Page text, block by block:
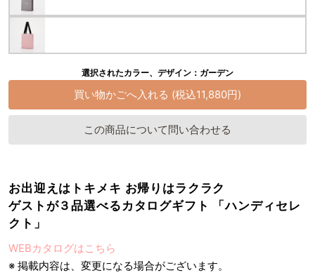
選択されたカラー、デザイン：ガーデン
この商品について問い合わせる
お出迎えはトキメキ お帰りはラクラク
ゲストが３品選べるカタログギフト 「ハンディセレ
クト」
WEBカタログはこちら
※ 掲載内容は、変更になる場合がございます。